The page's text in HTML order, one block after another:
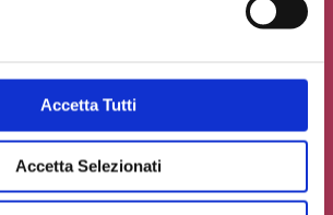
Accetta Tutti
Accetta Selezionati